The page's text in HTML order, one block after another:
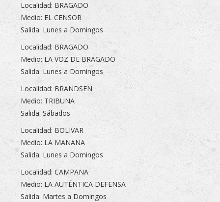
Localidad: BRAGADO
Medio: EL CENSOR
Salida: Lunes a Domingos
Localidad: BRAGADO
Medio: LA VOZ DE BRAGADO
Salida: Lunes a Domingos
Localidad: BRANDSEN
Medio: TRIBUNA
Salida: Sábados
Localidad: BOLIVAR
Medio: LA MAÑANA
Salida: Lunes a Domingos
Localidad: CAMPANA
Medio: LA AUTÉNTICA DEFENSA
Salida: Martes a Domingos